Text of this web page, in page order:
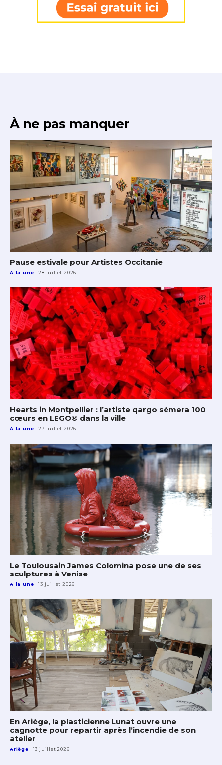
À ne pas manquer
Pause estivale pour Artistes Occitanie
A la une 28 juillet 2026
Hearts in Montpellier : l’artiste qargo sèmera 100
cœurs en LEGO® dans la ville
A la une 27 juillet 2026
Le Toulousain James Colomina pose une de ses
sculptures à Venise
A la une 13 juillet 2026
En Ariège, la plasticienne Lunat ouvre une
cagnotte pour repartir après l’incendie de son
atelier
Ariège 13 juillet 2026